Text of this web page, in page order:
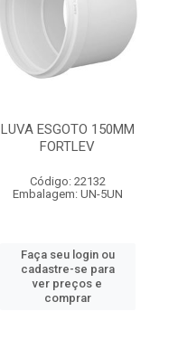
LUVA ESGOTO 150MM
FORTLEV
Código: 22132
Embalagem: UN-5UN
Faça seu login ou
cadastre-se para
ver preços e
comprar